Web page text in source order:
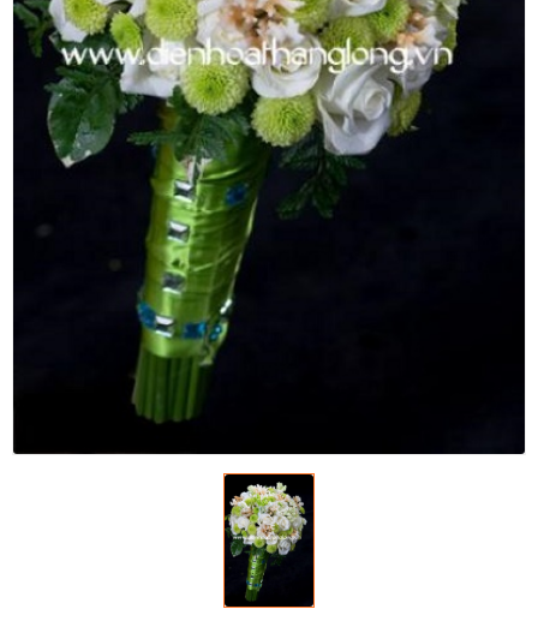
HƯỚNG DẪN MUA HÀNG
DỊCH VỤ GỬI ĐIỆN HOA VỀ
VIỆT NAM
PHƯƠNG THỨC THANH
TOÁN
DỊCH VỤ ĐIỆN HOA TRỰC
TUYẾN TẠI HÀ NỘI